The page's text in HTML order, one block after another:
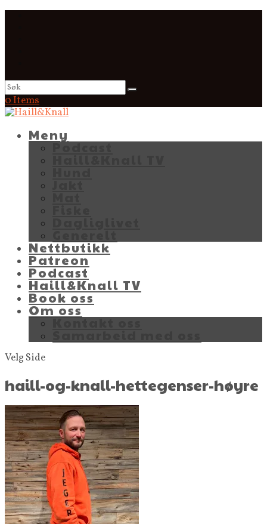
0 Items
Meny
Podcast
Nettbutikk
Patreon
Podcast
Haill&Knall TV
Book oss
Om oss
Kontakt oss
Velg Side
haill-og-knall-hettegenser-høyre